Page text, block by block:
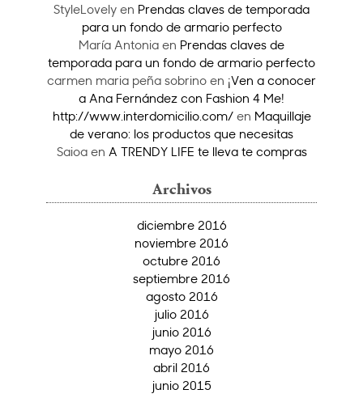
StyleLovely en Prendas claves de temporada
para un fondo de armario perfecto
María Antonia en Prendas claves de
temporada para un fondo de armario perfecto
carmen maria peña sobrino en ¡Ven a conocer
a Ana Fernández con Fashion 4 Me!
http://www.interdomicilio.com/en Maquillaje
de verano: los productos que necesitas
Saioaen A TRENDY LIFE te lleva te compras
Archivos
diciembre 2016
noviembre 2016
octubre 2016
septiembre 2016
agosto 2016
julio 2016
junio 2016
mayo 2016
abril 2016
junio 2015